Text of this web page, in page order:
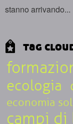
stanno arrivando...
tag
ecologia
economia
campi di